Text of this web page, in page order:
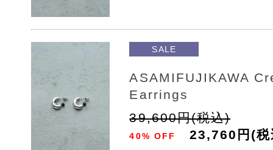
SALE
ASAMIFUJIKAWA
Earrings
39,600円(税込)
40% OFF 23,760円(